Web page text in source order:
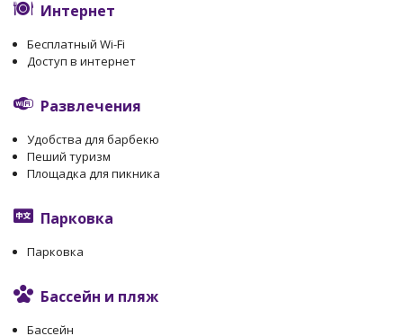
Интернет
Бесплатный Wi-Fi
Доступ в интернет
Развлечения
Удобства для барбекю
Пеший туризм
Площадка для пикника
Парковка
Парковка
Бассейн и пляж
Бассейн